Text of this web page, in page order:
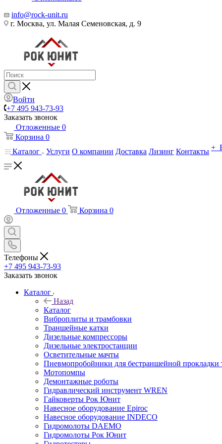
info@rock-unit.ru
г. Москва, ул. Малая Семеновская, д. 9
Войти
+7 495 943-73-93
Заказать звонок
Отложенные 0
Корзина 0
Каталог
Услуги О компании Доставка Лизинг Контакты +
Отложенные 0 Корзина 0
Телефоны
+7 495 943-73-93
Заказать звонок
Каталог
Назад
Каталог
Виброплиты и трамбовки
Траншейные катки
Дизельные компрессоры
Дизельные электростанции
Осветительные мачты
Пневмопробойники для бестраншейной прокладки
Мотопомпы
Демонтажные роботы
Гидравлический инструмент WREN
Гайковерты Рок Юнит
Навесное оборудование Epiroc
Навесное оборудование INDECO
Гидромолоты DAEMO
Гидромолоты Рок Юнит